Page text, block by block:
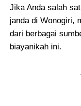
Jika Anda salah
janda di Wonogiri,
dari berbagai
biayanikah ini.